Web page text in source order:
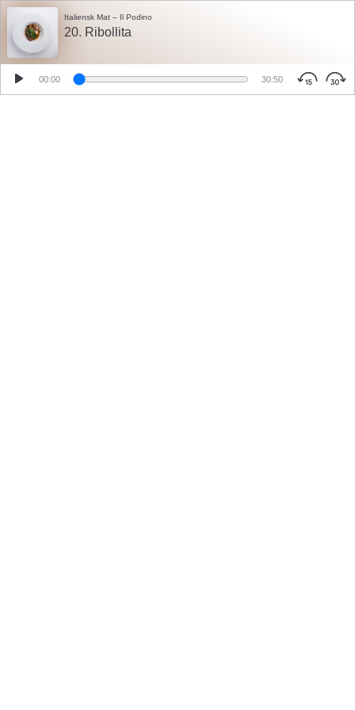
Italiensk Mat – Il Podino
20. Ribollita
00:00 30:50